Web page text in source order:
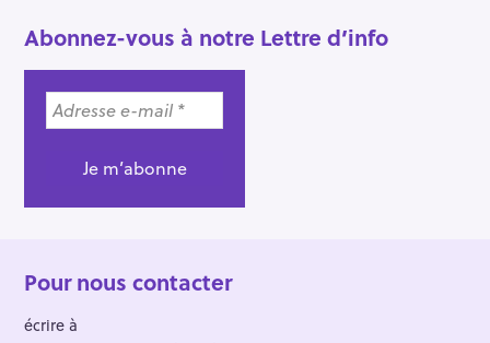
Abonnez-vous à notre Lettre d’info
Pour nous contacter
écrire à